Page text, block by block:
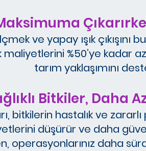
ve yapay ışık
%50’ye kadar
tarım yaklaşımını
Bitkiler, Daha
bitkilerin hastalık ve
düşürür ve daha
operasyonlarınız daha